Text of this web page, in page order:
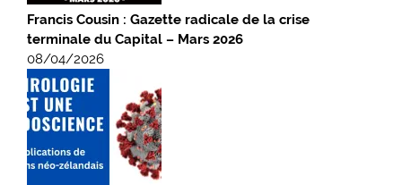
Francis Cousin : Gazette radicale de la crise
terminale du Capital – Mars 2026
08/04/2026